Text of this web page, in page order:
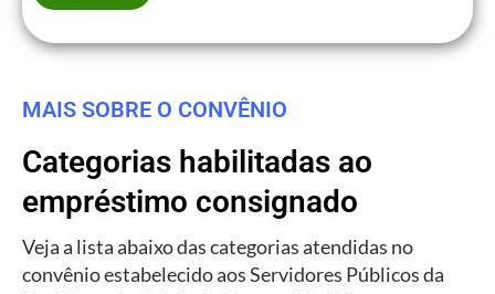
MAIS SOBRE O CONVÊNIO
Categorias habilitadas ao
empréstimo consignado
Veja a lista abaixo das categorias atendidas no
convênio estabelecido aos Servidores Públicos da